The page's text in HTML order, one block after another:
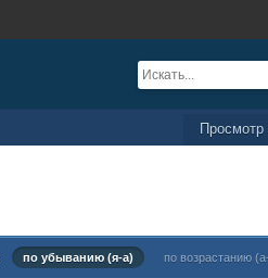
Просмотр
по убыванию (я-а) по возрастанию